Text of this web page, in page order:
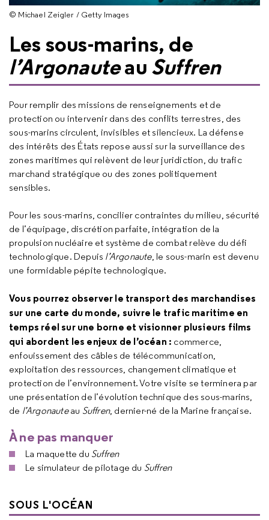
© Michael Zeigler / Getty Images
Les sous-marins, de
l’ArgonauteauSuffren
Pour remplir des missions de renseignements et de
protection ou intervenir dans des conflits terrestres, des
sous-marins circulent, invisibles et silencieux. La défense
des intérêts des États repose aussi sur la surveillance des
zones maritimes qui relèvent de leur juridiction, du trafic
marchand stratégique ou des zones politiquement
sensibles.
Pour les sous-marins, concilier contraintes du milieu, sécurité
de l’équipage, discrétion parfaite, intégration de la
propulsion nucléaire et système de combat relève du défi
technologique. Depuis l’Argonaute, le sous-marin est devenu
une formidable pépite technologique.
Vous pourrez observer le transport des marchandises
sur une carte du monde, suivre le trafic maritime en
temps réel sur une borne et visionner plusieurs films
qui abordent les enjeux de l’océan : commerce,
enfouissement des câbles de télécommunication,
exploitation des ressources, changement climatique et
protection de l’environnement. Votre visite se terminera par
une présentation de l’évolution technique des sous-marins,
de l’Argonauteau Suffren, dernier-né de la Marine française.
À ne pas manquer
La maquette du Suffren
Le simulateur de pilotage du Suffren
SOUS L'OCÉAN